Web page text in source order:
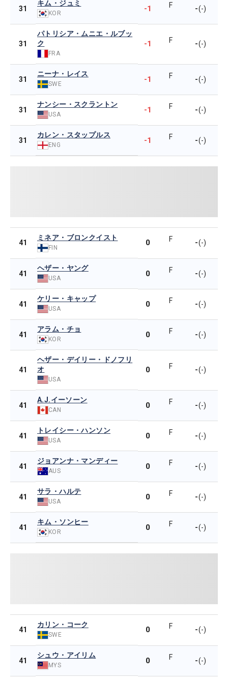
31
キム・ジュミ
KOR -1 F -(-)
31
パトリシア・ムニエ・ルブッ
ク
FRA
-1 F -(-)
31
ニーナ・レイス
SWE -1 F -(-)
31
ナンシー・スクラントン
USA -1 F -(-)
31
カレン・スタップルス
ENG -1 F -(-)
41
ミネア・ブロンクイスト
FIN
0 F -(-)
41
ヘザー・ヤング
USA 0 F -(-)
41
ケリー・キャップ
USA 0 F -(-)
41
アラム・チョ
KOR 0 F -(-)
41
ヘザー・デイリー・ドノフリ
オ
USA
0 F -(-)
41
A.J.イーソーン
CAN 0 F -(-)
41
トレイシー・ハンソン
USA 0 F -(-)
41
ジョアンナ・マンディー
AUS 0 F -(-)
41
サラ・ハルテ
USA 0 F -(-)
41
キム・ソンヒー
KOR 0 F -(-)
41
カリン・コーク
SWE
0 F -(-)
41
シュウ・アイリム
MYS 0 F -(-)